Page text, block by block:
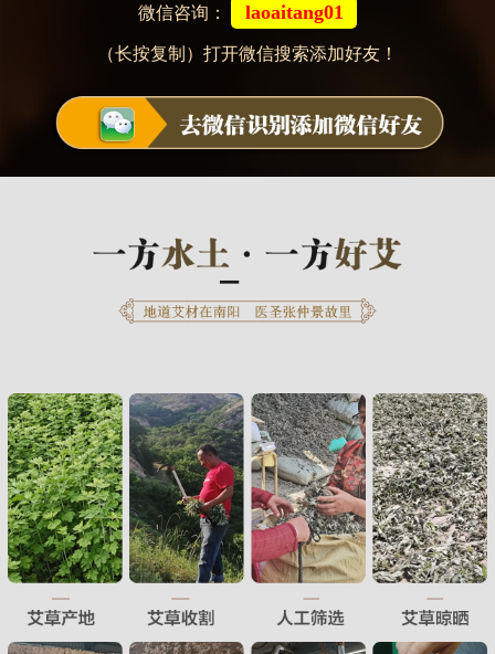
微信咨询： laoaitang01
（长按复制）打开微信搜索添加好友！